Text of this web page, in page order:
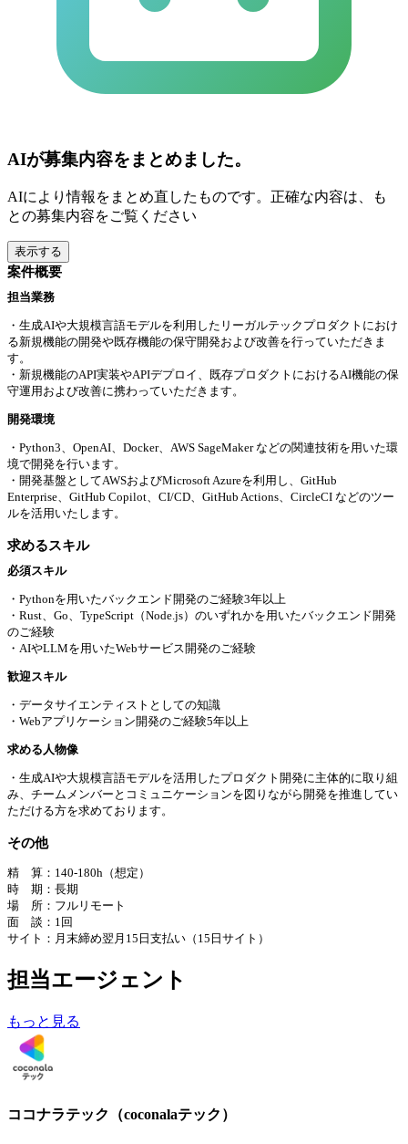
AIが募集内容をまとめました。
AIにより情報をまとめ直したものです。正確な内容は、も
との募集内容をご覧ください
表示する
案件概要
担当業務
・生成AIや大規模言語モデルを利用したリーガルテックプロダクトにおけ
る新規機能の開発や既存機能の保守開発および改善を行っていただきま
す。
・新規機能のAPI実装やAPIデプロイ、既存プロダクトにおけるAI機能の保
守運用および改善に携わっていただきます。
開発環境
・Python3、OpenAI、Docker、AWS SageMaker などの関連技術を用いた環
境で開発を行います。
・開発基盤としてAWSおよびMicrosoft Azureを利用し、GitHub
Enterprise、GitHub Copilot、CI/CD、GitHub Actions、CircleCI などのツー
ルを活用いたします。
求めるスキル
必須スキル
・Pythonを用いたバックエンド開発のご経験3年以上
・Rust、Go、TypeScript（Node.js）のいずれかを用いたバックエンド開発
のご経験
・AIやLLMを用いたWebサービス開発のご経験
歓迎スキル
・データサイエンティストとしての知識
・Webアプリケーション開発のご経験5年以上
求める⼈物像
・生成AIや大規模言語モデルを活用したプロダクト開発に主体的に取り組
み、チームメンバーとコミュニケーションを図りながら開発を推進してい
ただける方を求めております。
その他
精 算：140-180h（想定）
時 期：長期
場 所：フルリモート
面 談：1回
サイト：月末締め翌月15日支払い（15日サイト）
担当エージェント
もっと見る
ココナラテック（coconalaテック）